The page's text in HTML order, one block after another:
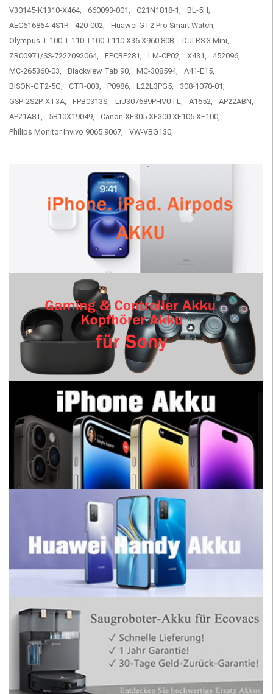
V30145-K1310-X464, 660093-001, C21N1818-1,
BL-5H,
AEC616864-4S1P,
420-002,
Huawei GT2 Pro Smart Watch,
Olympus T 100 T 110 T100 T110 X36 X960 80B,
DJI RS 3 Mini,
ZR00971/SS-7222092064,
FPCBP281, LM-CP02, X431,
452096,
MC-265360-03,
Blackview Tab 90, MC-308594,
A41-E15,
BISON-GT2-5G,
CTR-003, P0986, L22L3PG5,
308-1070-01,
GSP-2S2P-XT3A,
FPB0313S, LiU307689PHVUTL, A1652,
AP22ABN,
AP21A8T,
5B10X19049,
Canon XF305 XF300 XF105 XF100,
Philips Monitor Invivo 9065 9067,
VW-VBG130,